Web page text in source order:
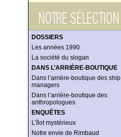
DOSSIERS
Les années 1990
La société du slogan
DANS L’ARRIÈRE-BOUTIQUE
Dans l’arrière-boutique des ship
managers
Dans l’arrière-boutique des
anthropologues
ENQUÊTES
L’îlot mystérieux
Notre envie de Rimbaud